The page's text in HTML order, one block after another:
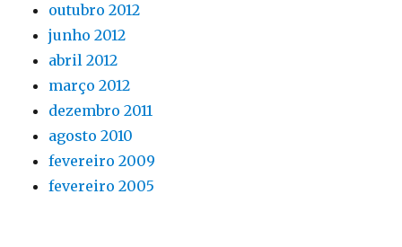
outubro 2012
junho 2012
abril 2012
março 2012
dezembro 2011
agosto 2010
fevereiro 2009
fevereiro 2005